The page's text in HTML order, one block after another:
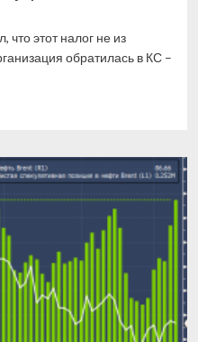
этот налог не из
обратилась в КС –